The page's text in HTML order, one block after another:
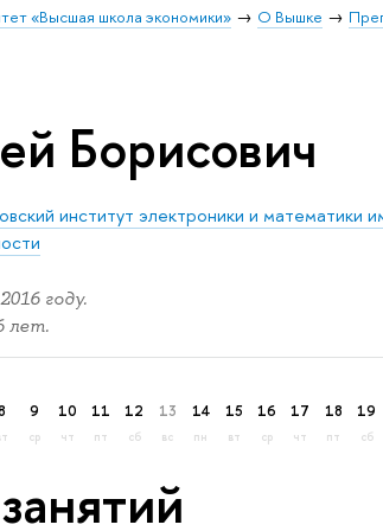
«Высшая школа экономики» О Вышке
Борисович
институт электроники и математики
году.
лет.
9
ср
10
чт
11
пт
12
сб
13
вс
14
пн
15
вт
16
ср
17
чт
18
пт
19
сб